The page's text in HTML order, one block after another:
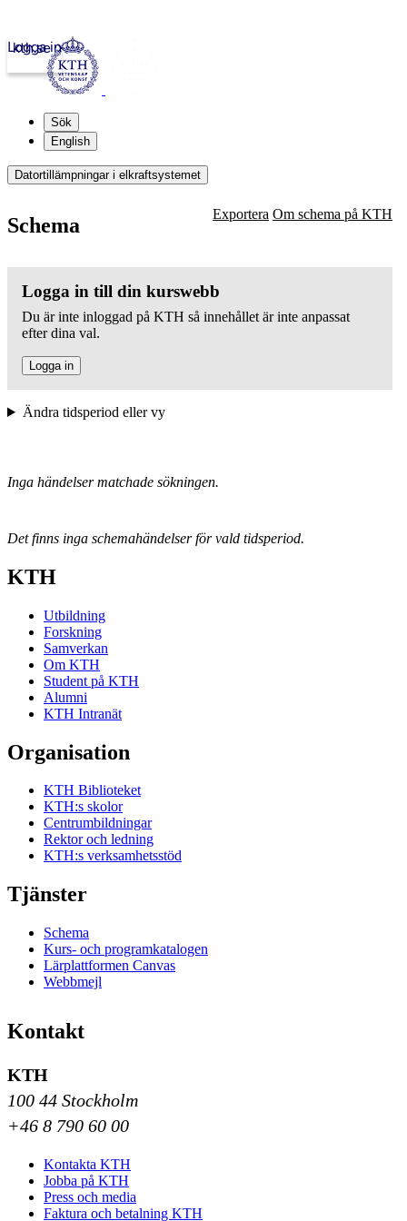
kth.se
Logga in
Sök
English
Datortillämpningar i elkraftsystemet
Schema Exportera Om schema på KTH
Logga in till din kurswebb
Du är inte inloggad på KTH så innehållet är inte anpassat
efter dina val.
Logga in
Ändra tidsperiod eller vy
Inga händelser matchade sökningen.
Det finns inga schemahändelser för vald tidsperiod.
KTH
Utbildning
Forskning
Samverkan
Om KTH
Student på KTH
Alumni
KTH Intranät
Organisation
KTH Biblioteket
KTH:s skolor
Centrumbildningar
Rektor och ledning
KTH:s verksamhetsstöd
Tjänster
Schema
Kurs- och programkatalogen
Lärplattformen Canvas
Webbmejl
Kontakt
KTH
100 44 Stockholm
+46 8 790 60 00
Kontakta KTH
Jobba på KTH
Press och media
Faktura och betalning KTH